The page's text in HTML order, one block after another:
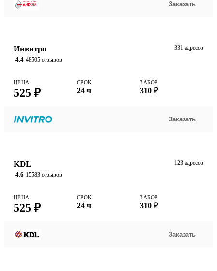
Заказать
Инвитро
4.4 48505 отзывов
331 адресов
ЦЕНА
525 ₽
СРОК
24 ч
ЗАБОР
310 ₽
Заказать
KDL
4.6 15583 отзывов
123 адресов
ЦЕНА
525 ₽
СРОК
24 ч
ЗАБОР
310 ₽
Заказать